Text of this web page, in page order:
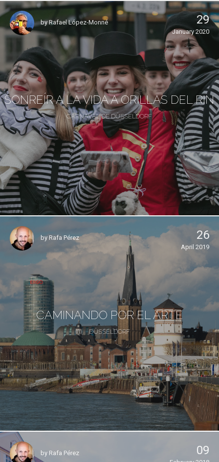
by Rafael López-Monné 29
January 2020
SONREÍR A LA VIDA A ORILLAS DEL RIN
CARNAVAL DE DÜSSELDORF
by Rafa Pérez 26
April 2019
CAMINANDO POR EL ARTE
DÜSSELDORF
by Rafa Pérez 09